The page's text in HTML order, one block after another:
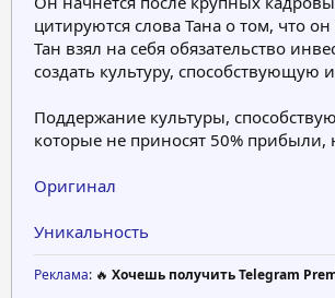
цитируются слова Тана о том, что
Тан взял на себя обязательство
создать культуру, способствующую
Поддержание культуры,
которые не приносят 50%
Оригинал
Уникальность
Реклама: 🔥 Хочешь получить Telegram